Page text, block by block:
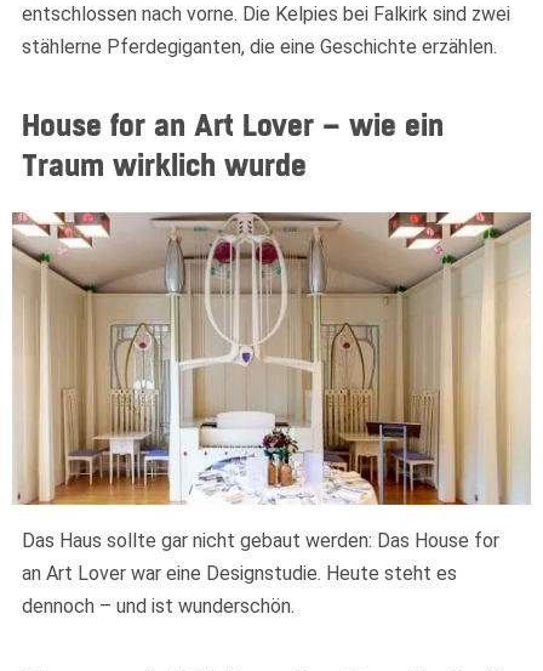
entschlossen nach vorne. Die Kelpies bei Falkirk sind zwei
stählerne Pferdegiganten, die eine Geschichte erzählen.
House for an Art Lover – wie ein
Traum wirklich wurde
Das Haus sollte gar nicht gebaut werden: Das House for
an Art Lover war eine Designstudie. Heute steht es
dennoch – und ist wunderschön.